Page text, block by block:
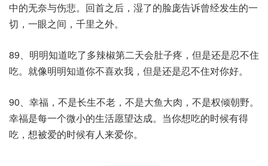
中的无奈与伤悲。回首之后，湿了的脸庞告诉曾经发生的一
切，一眼之间，千里之外。
89、明明知道吃了多辣椒第二天会肚子疼，但是还是忍不住
吃。就像明明知道你不喜欢我，但是还是忍不住对你好。
90、幸福，不是长生不老，不是大鱼大肉，不是权倾朝野。
幸福是每一个微小的生活愿望达成。当你想吃的时候有得
吃，想被爱的时候有人来爱你。